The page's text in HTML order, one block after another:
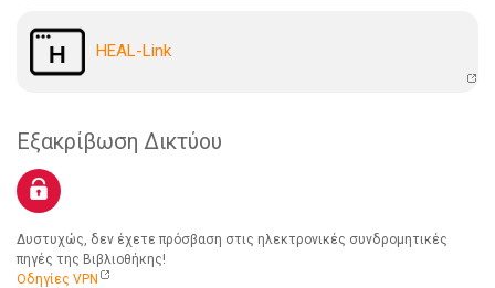
HEAL-Link
Εξακρίβωση Δικτύου
Δυστυχώς, δεν έχετε πρόσβαση στις ηλεκτρονικές συνδρομητικές
πηγές της Βιβλιοθήκης!
Οδηγίες VPN